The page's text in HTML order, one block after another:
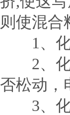
则使混合
1、化
2、化
否松动，
3、化